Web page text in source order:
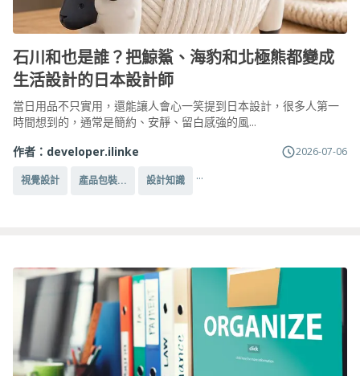
石川和也是誰？把鯨鯊、海豹和北極熊都變成
生活設計的日本設計師
當日用品不只實用，還能讓人會心一笑提到日本設計，很多人第一
時間想到的，通常是簡約、安靜、留白感強的風...
作者： developer.ilinke 2026-07-06
視覺設計 產品包裝... 設計知識 ...